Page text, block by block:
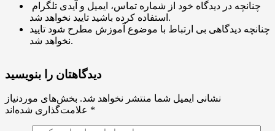
استفاده کرده باشید تایید نخواهد شد.
چنانچه دیدگاهی بی ارتباط با موضوع آموزش مطرح شود تایید
نخواهد شد.
دیدگاهتان را بنویسید
نشانی ایمیل شما منتشر نخواهد شد. بخش‌های موردنیاز
*